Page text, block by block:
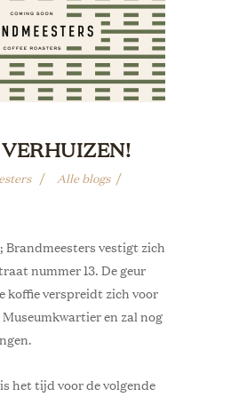
Alle blogs
Brandmeesters vestigt zich
nummer 13. De geur
koffie verspreidt zich voor
en zal nog
het tijd voor de volgende